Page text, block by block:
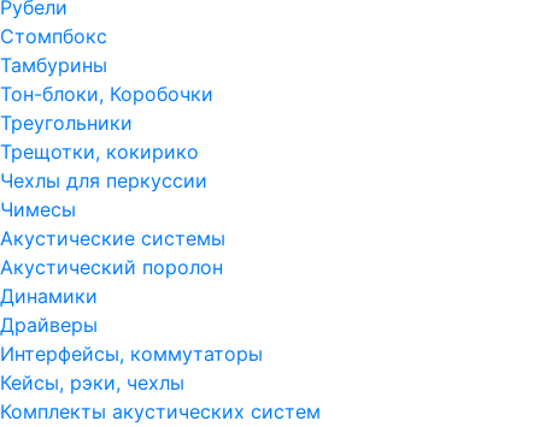
Рубели
Стомпбокс
Тамбурины
Тон-блоки, Коробочки
Треугольники
Трещотки, кокирико
Чехлы для перкуссии
Чимесы
Акустические системы
Акустический поролон
Динамики
Драйверы
Интерфейсы, коммутаторы
Кейсы, рэки, чехлы
Комплекты акустических систем